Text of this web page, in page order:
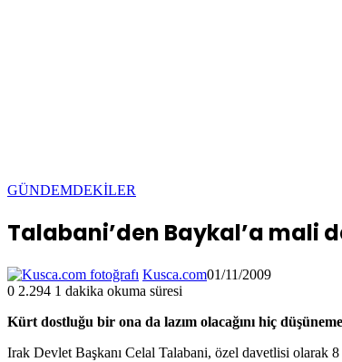
GÜNDEMDEKİLER
Talabani’den Baykal’a mali
Kusca.com01/11/2009
0 2.294 1 dakika okuma süresi
Kürt dostluğu bir ona da lazım olacağını hiç
Irak Devlet Başkanı Celal Talabani, özel davetlisi olarak